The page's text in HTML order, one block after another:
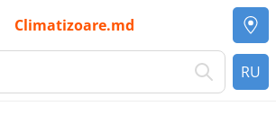
Climatizoare.md
RU